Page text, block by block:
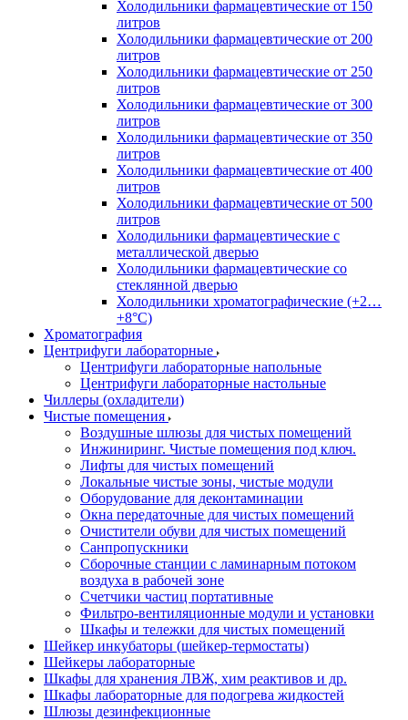
Холодильники фармацевтические от 150
литров
Холодильники фармацевтические от 200
литров
Холодильники фармацевтические от 250
литров
Холодильники фармацевтические от 300
литров
Холодильники фармацевтические от 350
литров
Холодильники фармацевтические от 400
литров
Холодильники фармацевтические от 500
литров
Холодильники фармацевтические с
металлической дверью
Холодильники фармацевтические со
стеклянной дверью
Холодильники хроматографические (+2…
+8°C)
Хроматография
Центрифуги лабораторные
Центрифуги лабораторные напольные
Центрифуги лабораторные настольные
Чиллеры (охладители)
Чистые помещения
Воздушные шлюзы для чистых помещений
Инжиниринг. Чистые помещения под ключ.
Лифты для чистых помещений
Локальные чистые зоны, чистые модули
Оборудование для деконтаминации
Окна передаточные для чистых помещений
Очистители обуви для чистых помещений
Санпропускники
Сборочные станции с ламинарным потоком
воздуха в рабочей зоне
Счетчики частиц портативные
Фильтро-вентиляционные модули и установки
Шкафы и тележки для чистых помещений
Шейкер инкубаторы (шейкер-термостаты)
Шейкеры лабораторные
Шкафы для хранения ЛВЖ, хим реактивов и др.
Шкафы лабораторные для подогрева жидкостей
Шлюзы дезинфекционные